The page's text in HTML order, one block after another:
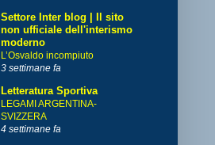
Settore Inter blog | Il sito
non ufficiale dell'interismo
moderno
L’Osvaldo incompiuto
3 settimane fa
Letteratura Sportiva
LEGAMI ARGENTINA-
SVIZZERA
4 settimane fa